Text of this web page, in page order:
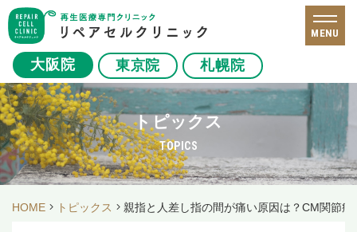
大阪院 東京院 札幌院
MENU
トピックス
TOPICS
HOME トピックス 親指と人差し指の間が痛い原因は？CM関節